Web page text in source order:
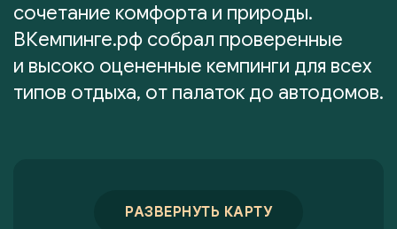
сочетание комфорта и природы.
ВКемпинге.рф собрал проверенные
и высоко оцененные кемпинги для всех
типов отдыха, от палаток до автодомов.
РАЗВЕРНУТЬ КАРТУ